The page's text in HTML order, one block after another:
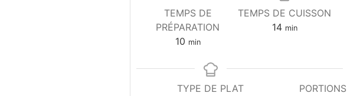
TEMPS DE
PRÉPARATION
10minutes
min
TEMPS DE CUISSON
14minutes
min
TYPE DE PLAT
PORTIONS